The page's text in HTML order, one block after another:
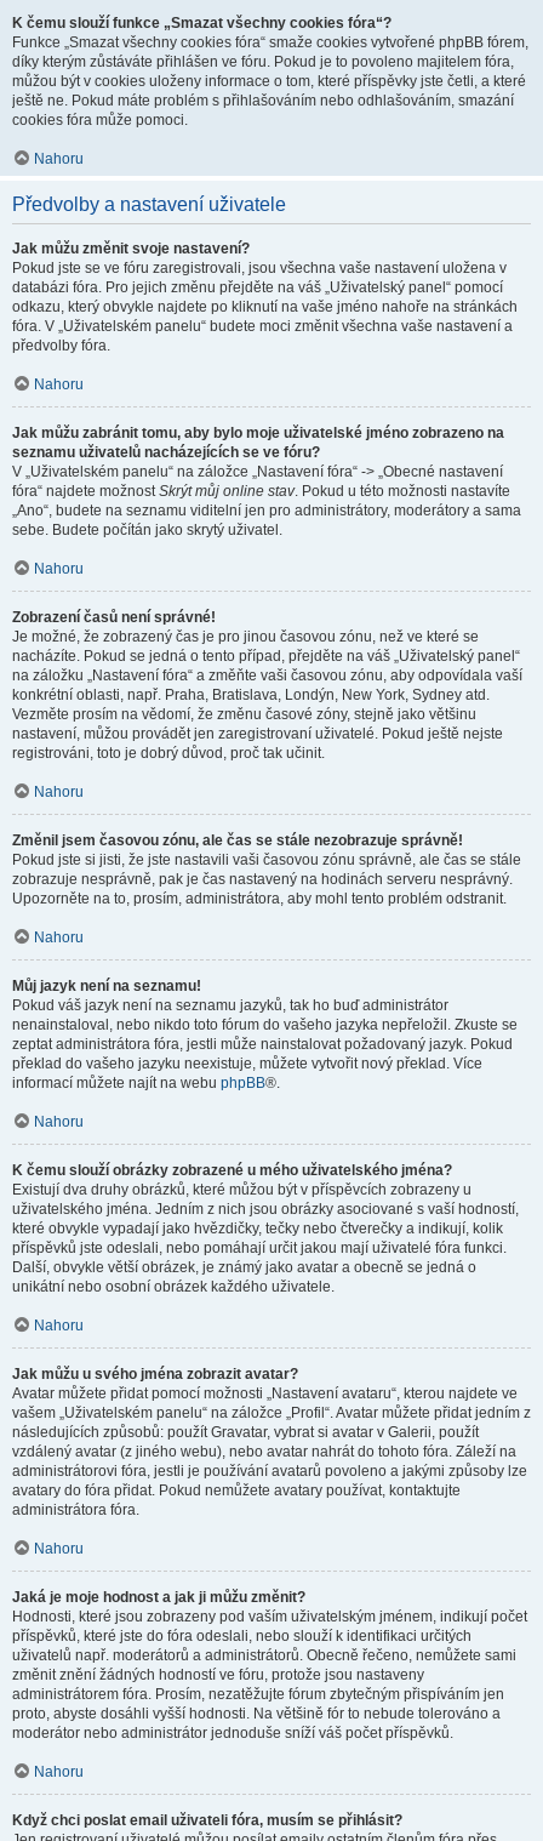
K čemu slouží funkce „Smazat všechny cookies fóra“?
Funkce „Smazat všechny cookies fóra“ smaže cookies vytvořené phpBB fórem,
díky kterým zůstáváte přihlášen ve fóru. Pokud je to povoleno majitelem fóra,
můžou být v cookies uloženy informace o tom, které příspěvky jste četli, a které
ještě ne. Pokud máte problém s přihlašováním nebo odhlašováním, smazání
cookies fóra může pomoci.
Nahoru
Předvolby a nastavení uživatele
Jak můžu změnit svoje nastavení?
Pokud jste se ve fóru zaregistrovali, jsou všechna vaše nastavení uložena v
databázi fóra. Pro jejich změnu přejděte na váš „Uživatelský panel“ pomocí
odkazu, který obvykle najdete po kliknutí na vaše jméno nahoře na stránkách
fóra. V „Uživatelském panelu“ budete moci změnit všechna vaše nastavení a
předvolby fóra.
Nahoru
Jak můžu zabránit tomu, aby bylo moje uživatelské jméno zobrazeno na
seznamu uživatelů nacházejících se ve fóru?
V „Uživatelském panelu“ na záložce „Nastavení fóra“ -> „Obecné nastavení
fóra“ najdete možnostSkrýt můj online stav. Pokud u této možnosti nastavíte
„Ano“, budete na seznamu viditelní jen pro administrátory, moderátory a sama
sebe. Budete počítán jako skrytý uživatel.
Nahoru
Zobrazení časů není správné!
Je možné, že zobrazený čas je pro jinou časovou zónu, než ve které se
nacházíte. Pokud se jedná o tento případ, přejděte na váš „Uživatelský panel“
na záložku „Nastavení fóra“ a změňte vaši časovou zónu, aby odpovídala vaší
konkrétní oblasti, např. Praha, Bratislava, Londýn, New York, Sydney atd.
Vezměte prosím na vědomí, že změnu časové zóny, stejně jako většinu
nastavení, můžou provádět jen zaregistrovaní uživatelé. Pokud ještě nejste
registrováni, toto je dobrý důvod, proč tak učinit.
Nahoru
Změnil jsem časovou zónu, ale čas se stále nezobrazuje správně!
Pokud jste si jisti, že jste nastavili vaši časovou zónu správně, ale čas se stále
zobrazuje nesprávně, pak je čas nastavený na hodinách serveru nesprávný.
Upozorněte na to, prosím, administrátora, aby mohl tento problém odstranit.
Nahoru
Můj jazyk není na seznamu!
Pokud váš jazyk není na seznamu jazyků, tak ho buď administrátor
nenainstaloval, nebo nikdo toto fórum do vašeho jazyka nepřeložil. Zkuste se
zeptat administrátora fóra, jestli může nainstalovat požadovaný jazyk. Pokud
překlad do vašeho jazyku neexistuje, můžete vytvořit nový překlad. Více
informací můžete najít na webu phpBB®.
Nahoru
K čemu slouží obrázky zobrazené u mého uživatelského jména?
Existují dva druhy obrázků, které můžou být v příspěvcích zobrazeny u
uživatelského jména. Jedním z nich jsou obrázky asociované s vaší hodností,
které obvykle vypadají jako hvězdičky, tečky nebo čtverečky a indikují, kolik
příspěvků jste odeslali, nebo pomáhají určit jakou mají uživatelé fóra funkci.
Další, obvykle větší obrázek, je známý jako avatar a obecně se jedná o
unikátní nebo osobní obrázek každého uživatele.
Nahoru
Jak můžu u svého jména zobrazit avatar?
Avatar můžete přidat pomocí možnosti „Nastavení avataru“, kterou najdete ve
vašem „Uživatelském panelu“ na záložce „Profil“. Avatar můžete přidat jedním z
následujících způsobů: použít Gravatar, vybrat si avatar v Galerii, použít
vzdálený avatar (z jiného webu), nebo avatar nahrát do tohoto fóra. Záleží na
administrátorovi fóra, jestli je používání avatarů povoleno a jakými způsoby lze
avatary do fóra přidat. Pokud nemůžete avatary používat, kontaktujte
administrátora fóra.
Nahoru
Jaká je moje hodnost a jak ji můžu změnit?
Hodnosti, které jsou zobrazeny pod vaším uživatelským jménem, indikují počet
příspěvků, které jste do fóra odeslali, nebo slouží k identifikaci určitých
uživatelů např. moderátorů a administrátorů. Obecně řečeno, nemůžete sami
změnit znění žádných hodností ve fóru, protože jsou nastaveny
administrátorem fóra. Prosím, nezatěžujte fórum zbytečným přispíváním jen
proto, abyste dosáhli vyšší hodnosti. Na většině fór to nebude tolerováno a
moderátor nebo administrátor jednoduše sníží váš počet příspěvků.
Nahoru
Když chci poslat email uživateli fóra, musím se přihlásit?